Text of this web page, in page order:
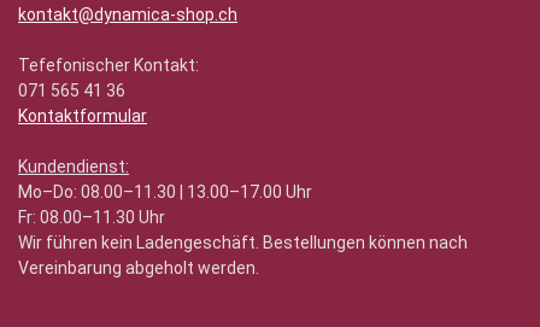
kontakt@dynamica-shop.ch
Tefefonischer Kontakt:
071 565 41 36
Kontaktformular
Kundendienst:
Mo–Do: 08.00–11.30 | 13.00–17.00 Uhr
Fr: 08.00–11.30 Uhr
Wir führen kein Ladengeschäft. Bestellungen können nach
Vereinbarung abgeholt werden.